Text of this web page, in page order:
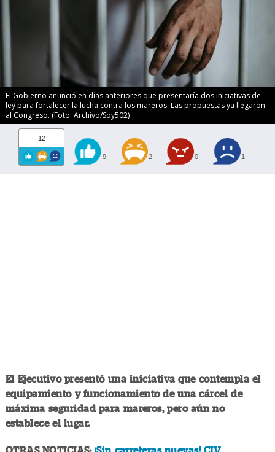
El Gobierno anunció en días anteriores que presentaría dos iniciativas de
ley para fortalecer la lucha contra los mareros. Las propuestas ya llegaron
al Congreso. (Foto: Archivo/Soy502)
12
9 2 0 1
El Ejecutivo presentó una iniciativa que contempla el
equipamiento y funcionamiento de una cárcel de
máxima seguridad para mareros, pero aún no
establece el lugar.